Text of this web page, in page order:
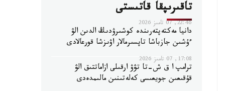
تاقىرىپقا قاتىستى
22:46, 07 تامىز 2026
دانيا مەكتەپتەرىندە كوشىرۋدىڭ الدىن الۋ
ءۇشىن جازباشا تاپسىرمالار اۋىزشا قورعالادى
17:08, 07 تامىز 2026
ترامپ ا ق ش-تا تۋۋ ارقىلى ازاماتتىق الۋ
قۇقىعىن جويعىسى كەلەتىنىن مالىمدەدى